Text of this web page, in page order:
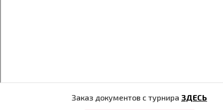
Заказ документов с турнира ЗДЕСЬ